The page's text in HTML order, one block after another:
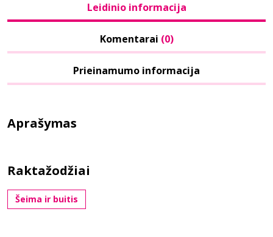
Leidinio informacija
Komentarai (0)
Prieinamumo informacija
Aprašymas
Raktažodžiai
Šeima ir buitis